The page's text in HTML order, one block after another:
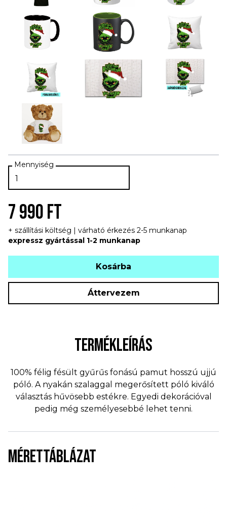
7 990 FT
+ szállítási költség | várható érkezés 2-5 munkanap
expressz gyártással 1-2 munkanap
Kosárba
Áttervezem
TERMÉKLEÍRÁS
100% félig fésült gyűrűs fonású pamut hosszú ujjú
póló. A nyakán szalaggal megerősített póló kiváló
választás hűvösebb estékre. Egyedi dekorációval
pedig még személyesebbé lehet tenni.
MÉRETTÁBLÁZAT